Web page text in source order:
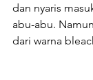
dan nyaris
abu-abu.
dari warna